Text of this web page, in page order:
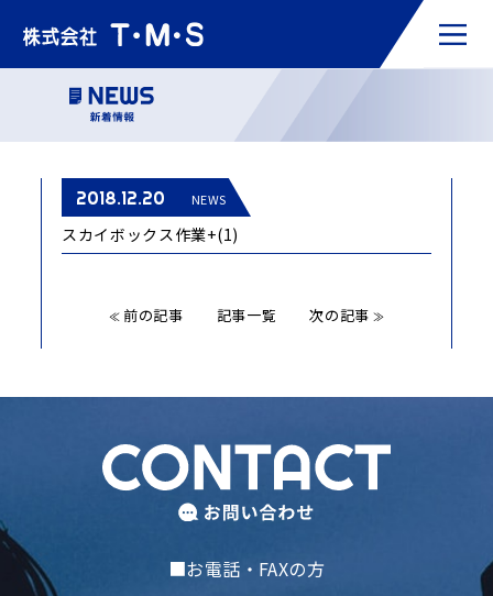
2018.12.20 NEWS
スカイボックス作業+(1)
≪ 前の記事 記事一覧 次の記事 ≫
■お電話・FAXの方